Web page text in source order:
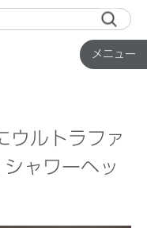
メニュー
ウルトラファ
ャワーヘッ